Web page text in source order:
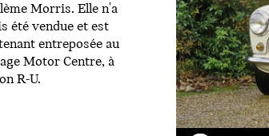
Morris. Elle n'a
été vendue et est
entreposée au
Motor Centre, à
R-U.